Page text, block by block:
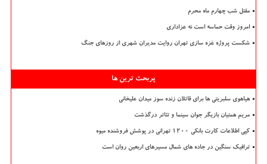
مقتل شب چهارم ماه محرم
امروز وقت حماسه است نه عزاداری
شکست پروژه غزه سازی تهران روایت مدیران شهری از روزهای جنگ
پربحث ترین ها
هیاهوی سلبریتی ها برای قاتلان زنده سوز میدان علیخانی
مریم همتیان بازیگر جوان سینما و تئاتر درگذشت
کپی اطلاعات کارت بانکی ۱۲۰۰ تهرانی در پوشش فروشنده میوه
ترافیک سنگین در جاده های شمال مسیرهای اربعین روان است